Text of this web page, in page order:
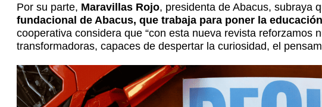
Por su parte, Maravillas Rojo, presidenta de Abacus, subraya
fundacional de Abacus, que trabaja para poner la
cooperativa considera que “con esta nueva revista reforzamos
transformadoras, capaces de despertar la curiosidad, el